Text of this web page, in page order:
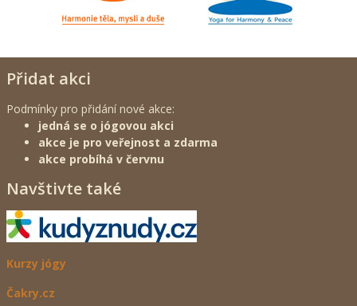
Přidat akci
Podmínky pro přidání nové akce:
jedná se o jógovou akci
akce je pro veřejnost a zdarma
akce probíhá v červnu
Navštivte také
Kurzy jógy
Čakry.cz